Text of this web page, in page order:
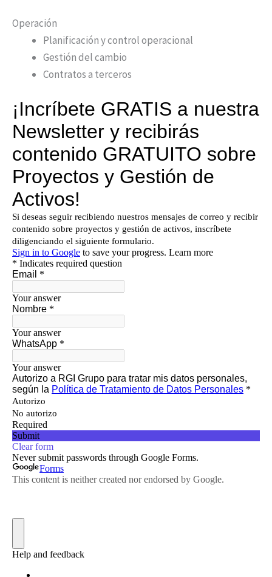
Operación
Planificación y control operacional
Gestión del cambio
Contratos a terceros